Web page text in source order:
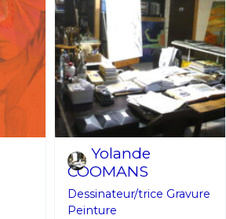
Yolande
COOMANS
Dessinateur/trice Gravure
Peinture